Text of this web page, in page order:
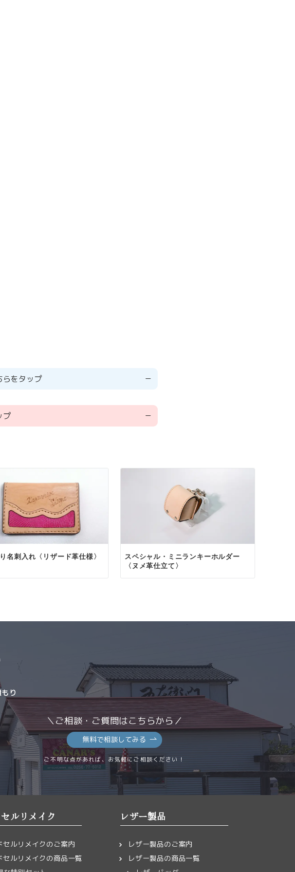
らをタップ
はお電話
にてご連絡ください。
ますが、21時以降のご連絡には翌日
ただきます。
とりをもってご依頼ください。）
ご連絡いたします。
きまたはクレジットカードでのお支
プ
レザー体験教室
相談
または
ァイルを選択
/ 5
名刺入れ〈リザード革仕様〉
スペシャル・ミニランキーホルダー
〈ヌメ革仕立て〉
り
＼ご相談・ご質問はこちらから／
無料で相談してみる
ご不明な点があれば、お気軽にご相談ください！
ルリメイク
セルリメイクのご案内
セルリメイクの商品一覧
レザー製品
レザー製品のご案内
レザー製品の商品一覧